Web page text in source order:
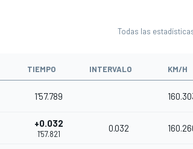
Todas las
TIEMPO INTERVALO KM/H
1'57.789
+0.032
1'57.821
0.032